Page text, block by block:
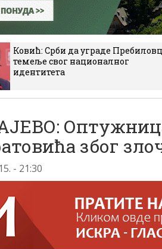
Ковић: Срби да уграде
темеље свог националног
идентитета
због
- 21:30